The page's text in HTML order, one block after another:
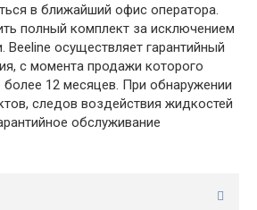
в ближайший офис оператора.
полный комплект за исключением
Beeline осуществляет гарантийный
с момента продажи которого
12 месяцев. При обнаружении
следов воздействия жидкостей
обслуживание